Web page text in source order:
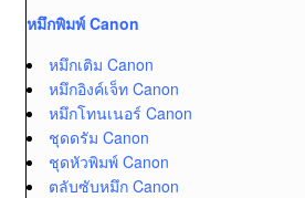
หมึกพิมพ์ Canon
หมึกเติม Canon
หมึกอิงค์เจ็ท Canon
หมึกโทนเนอร์ Canon
ชุดดรัม Canon
ชุดหัวพิมพ์ Canon
ตลับซับหมึก Canon